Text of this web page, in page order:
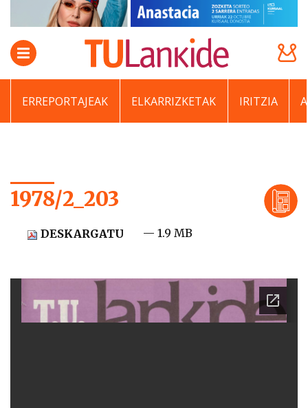
ERREPORTAJEAK ELKARRIZKETAK IRITZIA
1978/2_203
DESKARGATU — 1.9 MB